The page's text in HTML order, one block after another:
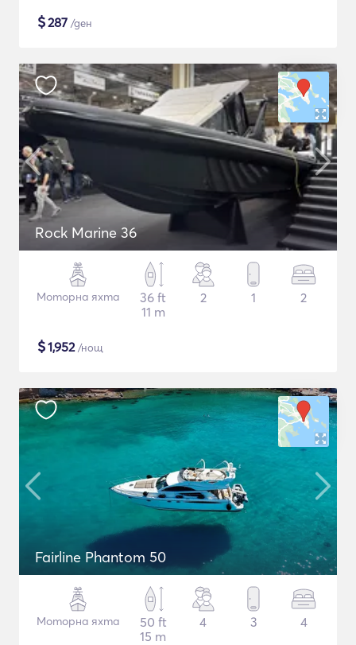
$287 /ден
Rock Marine 36
Моторна яхта
36 ft
11 m
2 1 2
$1,952/нощ
Fairline Phantom 50
Моторна яхта
50 ft
15 m
4 3 4